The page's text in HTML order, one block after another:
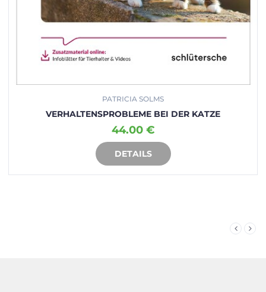
PATRICIA SOLMS
VERHALTENSPROBLEME BEI DER KATZE
44.00 €
DETAILS
IN DEN WARENKORB